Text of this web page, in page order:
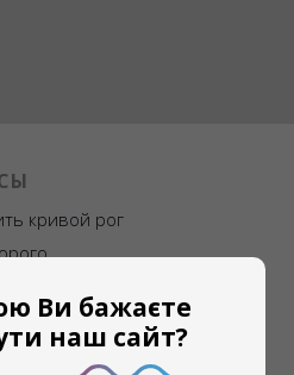
кривой рог
Ви бажаєте
наш сайт?